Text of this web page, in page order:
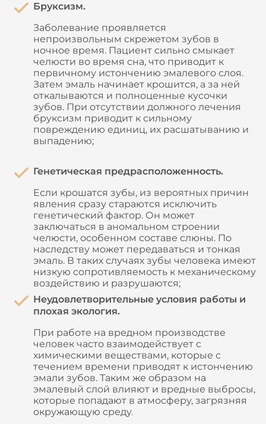
Бруксизм.
Заболевание проявляется
непроизвольным скрежетом зубов в
ночное время. Пациент сильно смыкает
челюсти во время сна, что приводит к
первичному истончению эмалевого слоя.
Затем эмаль начинает крошится, а за ней
откалываются и полноценные кусочки
зубов. При отсутствии должного лечения
бруксизм приводит к сильному
повреждению единиц, их расшатыванию и
выпадению;
Генетическая предрасположенность.
Если крошатся зубы, из вероятных причин
явления сразу стараются исключить
генетический фактор. Он может
заключаться в аномальном строении
челюсти, особенном составе слюны. По
наследству может передаваться и тонкая
эмаль. В таких случаях зубы человека имеют
низкую сопротивляемость к механическому
воздействию и разрушаются;
Неудовлетворительные условия работы и
плохая экология.
При работе на вредном производстве
человек часто взаимодействует с
химическими веществами, которые с
течением времени приводят к истончению
эмали зубов. Таким же образом на
эмалевый слой влияют и вредные выбросы,
которые попадают в атмосферу, загрязняя
окружающую среду.